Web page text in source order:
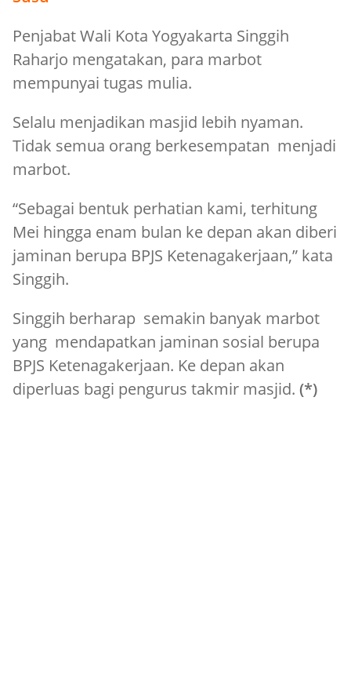
Penjabat Wali Kota Yogyakarta Singgih
Raharjo mengatakan, para marbot
mempunyai tugas mulia.
Selalu menjadikan masjid lebih nyaman.
Tidak semua orang berkesempatan menjadi
marbot.
“Sebagai bentuk perhatian kami, terhitung
Mei hingga enam bulan ke depan akan diberi
jaminan berupa BPJS Ketenagakerjaan,” kata
Singgih.
Singgih berharap semakin banyak marbot
yang mendapatkan jaminan sosial berupa
BPJS Ketenagakerjaan. Ke depan akan
diperluas bagi pengurus takmir masjid. (*)